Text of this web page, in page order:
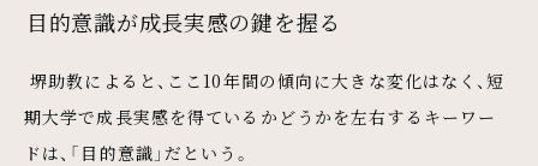
目的意識が成長実感の鍵を握る
堺助教によると、ここ10年間の傾向に大きな変化はなく、短
期大学で成長実感を得ているかどうかを左右するキーワー
ドは、「目的意識」だという。